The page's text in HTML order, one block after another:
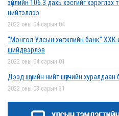
зүйлийн 106.3 дахь хэсгийг
нийтэллээ
2022 оны 04 сарын 04
“Монгол Улсын хөгжлийн банк”
шийдвэрлэв
2022 оны 04 сарын 01
Дээд шүүхийн нийт шүүгчийн
2022 оны 03 сарын 31
Нээлттэй ажлын байрны зар